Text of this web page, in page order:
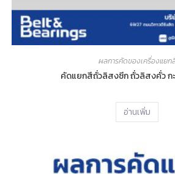
ผลการคัดของเครื่องแยก
คัดแยกสีถั่วลิสงซีก ถั่วลิสงคั่ว กะ
อ่านเพิ่ม